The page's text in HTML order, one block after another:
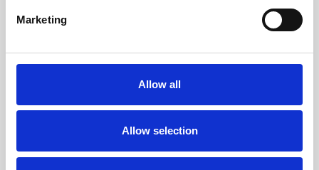
Marketing
Allow all
Allow selection
BEZPIECZNIE
ZAPAKOWANE
Każda pojedyncza część jest
użyciu odpowiednich
materiałów.